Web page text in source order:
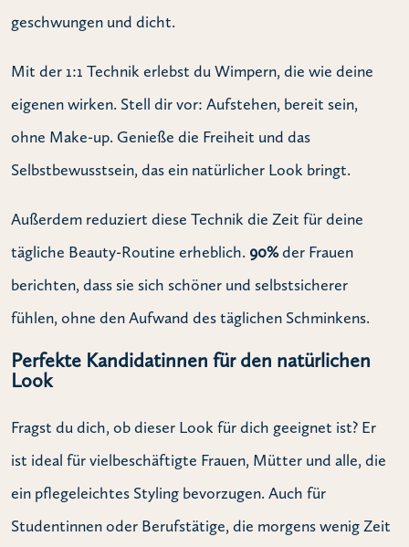
geschwungen und dicht.
Mit der 1:1 Technik erlebst du Wimpern, die wie deine
eigenen wirken. Stell dir vor: Aufstehen, bereit sein,
ohne Make-up. Genieße die Freiheit und das
Selbstbewusstsein, das ein natürlicher Look bringt.
Außerdem reduziert diese Technik die Zeit für deine
tägliche Beauty-Routine erheblich. 90%der Frauen
berichten, dass sie sich schöner und selbstsicherer
fühlen, ohne den Aufwand des täglichen Schminkens.
Perfekte Kandidatinnen für den natürlichen
Look
Fragst du dich, ob dieser Look für dich geeignet ist? Er
ist ideal für vielbeschäftigte Frauen, Mütter und alle, die
ein pflegeleichtes Styling bevorzugen. Auch für
Studentinnen oder Berufstätige, die morgens wenig Zeit